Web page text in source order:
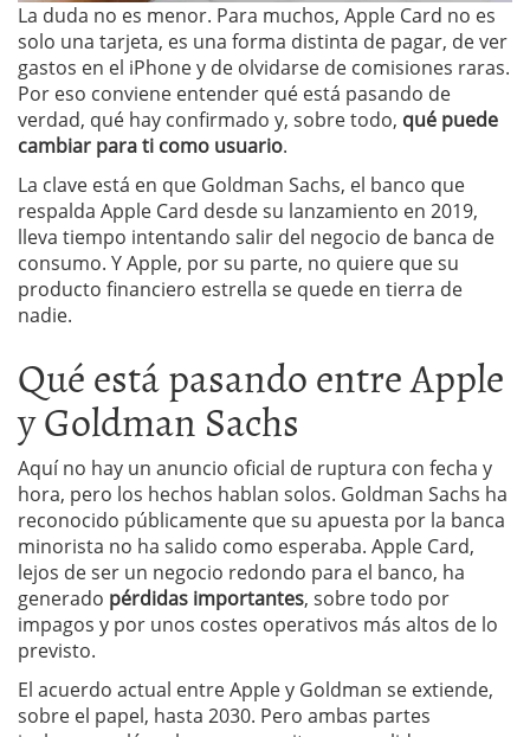
La duda no es menor. Para muchos, Apple Card no es
solo una tarjeta, es una forma distinta de pagar, de ver
gastos en el iPhone y de olvidarse de comisiones raras.
Por eso conviene entender qué está pasando de
verdad, qué hay confirmado y, sobre todo, qué puede
cambiar para ti como usuario.
La clave está en que Goldman Sachs, el banco que
respalda Apple Card desde su lanzamiento en 2019,
lleva tiempo intentando salir del negocio de banca de
consumo. Y Apple, por su parte, no quiere que su
producto financiero estrella se quede en tierra de
nadie.
Qué está pasando entre Apple
y Goldman Sachs
Aquí no hay un anuncio oficial de ruptura con fecha y
hora, pero los hechos hablan solos. Goldman Sachs ha
reconocido públicamente que su apuesta por la banca
minorista no ha salido como esperaba. Apple Card,
lejos de ser un negocio redondo para el banco, ha
generado pérdidas importantes, sobre todo por
impagos y por unos costes operativos más altos de lo
previsto.
El acuerdo actual entre Apple y Goldman se extiende,
sobre el papel, hasta 2030. Pero ambas partes